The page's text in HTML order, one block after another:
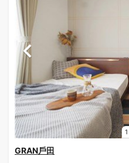
1
GRAN戶田